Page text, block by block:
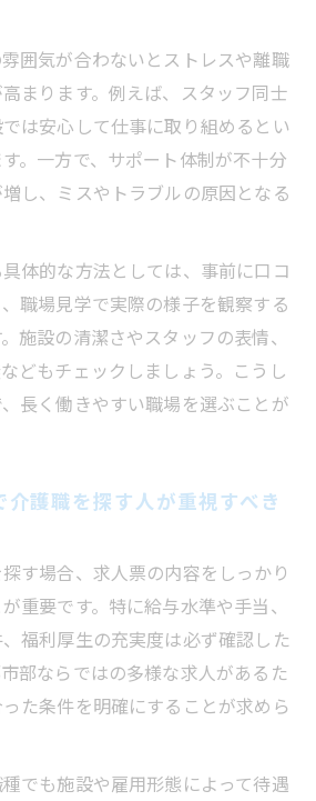
囲気が合わないとストレスや離職
まります。例えば、スタッフ同士
は安心して仕事に取り組めるとい
。一方で、サポート体制が不十分
し、ミスやトラブルの原因となる
体的な方法としては、事前に口コ
職場見学で実際の様子を観察する
施設の清潔さやスタッフの表情、
どもチェックしましょう。こうし
長く働きやすい職場を選ぶことが
護職を探す人が重視すべき
す場合、求人票の内容をしっかり
重要です。特に給与水準や手当、
福利厚生の充実度は必ず確認した
部ならではの多様な求人があるた
た条件を明確にすることが求めら
でも施設や雇用形態によって待遇